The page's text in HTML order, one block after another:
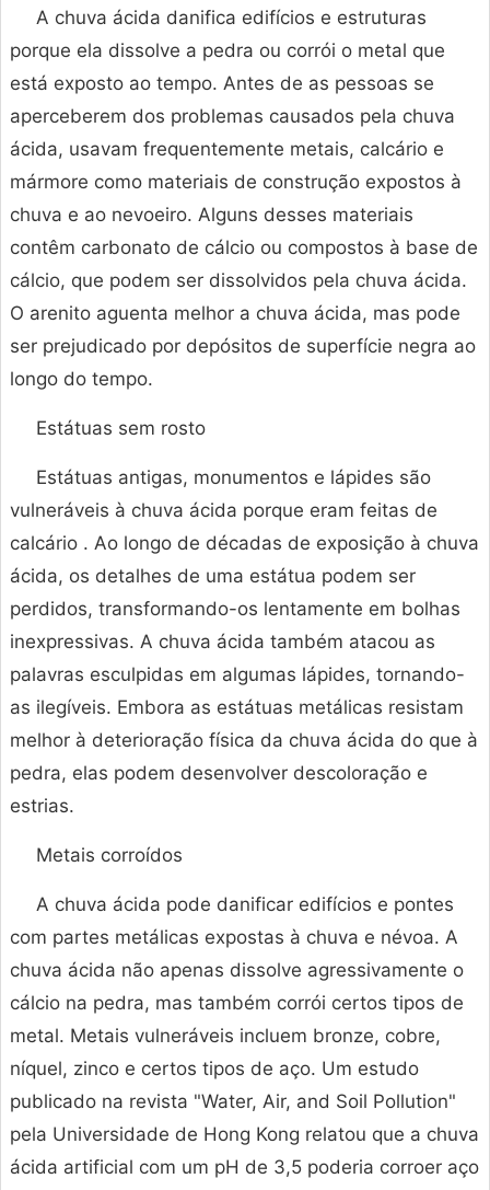
A chuva ácida danifica edifícios e estruturas
porque ela dissolve a pedra ou corrói o metal que
está exposto ao tempo. Antes de as pessoas se
aperceberem dos problemas causados ​​pela chuva
ácida, usavam frequentemente metais, calcário e
mármore como materiais de construção expostos à
chuva e ao nevoeiro. Alguns desses materiais
contêm carbonato de cálcio ou compostos à base de
cálcio, que podem ser dissolvidos pela chuva ácida.
O arenito aguenta melhor a chuva ácida, mas pode
ser prejudicado por depósitos de superfície negra ao
longo do tempo.
Estátuas sem rosto
Estátuas antigas, monumentos e lápides são
vulneráveis ​​à chuva ácida porque eram feitas de
calcário . Ao longo de décadas de exposição à chuva
ácida, os detalhes de uma estátua podem ser
perdidos, transformando-os lentamente em bolhas
inexpressivas. A chuva ácida também atacou as
palavras esculpidas em algumas lápides, tornando-
as ilegíveis. Embora as estátuas metálicas resistam
melhor à deterioração física da chuva ácida do que à
pedra, elas podem desenvolver descoloração e
estrias.
Metais corroídos
A chuva ácida pode danificar edifícios e pontes
com partes metálicas expostas à chuva e névoa. A
chuva ácida não apenas dissolve agressivamente o
cálcio na pedra, mas também corrói certos tipos de
metal. Metais vulneráveis ​​incluem bronze, cobre,
níquel, zinco e certos tipos de aço. Um estudo
publicado na revista "Water, Air, and Soil Pollution"
pela Universidade de Hong Kong relatou que a chuva
ácida artificial com um pH de 3,5 poderia corroer aço